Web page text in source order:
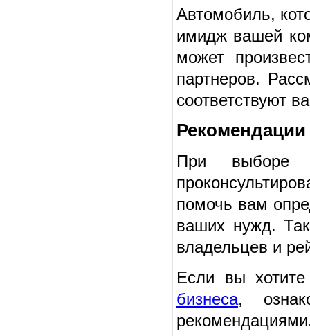
Автомобиль,
имидж вашей
может
партнеров.
соответствуют
Рекомендации
При выборе
помочь вам
ваших нужд.
владельцев и
Если вы
бизнеса,